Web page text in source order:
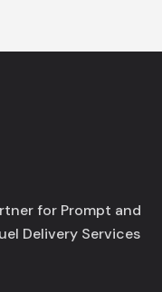
for Prompt and
Delivery Services